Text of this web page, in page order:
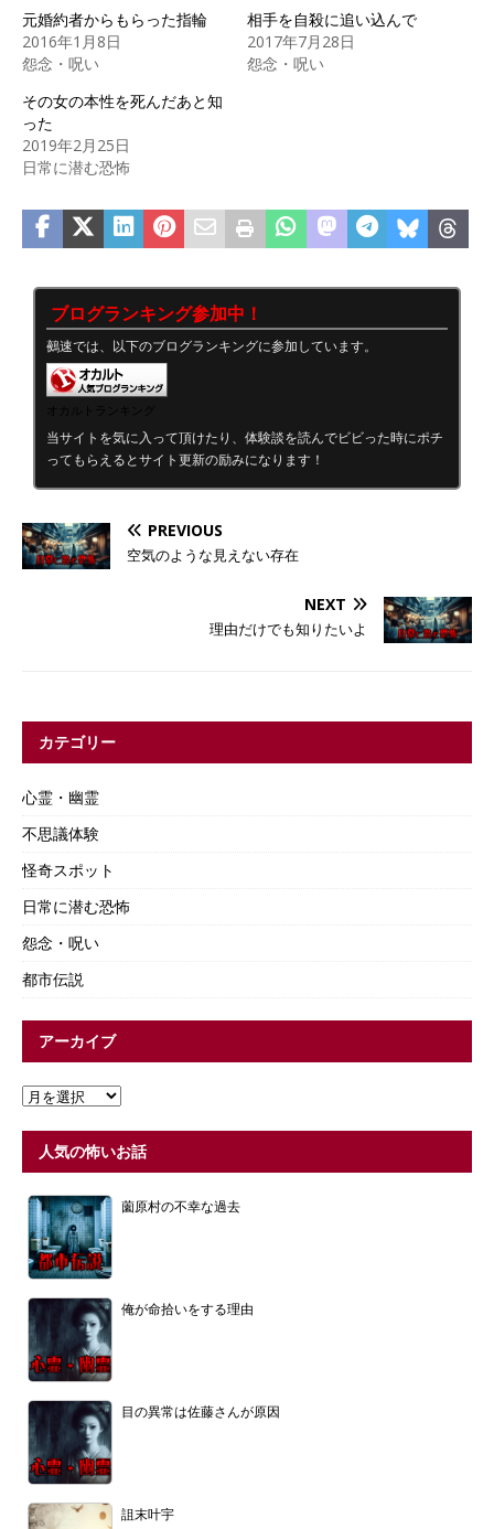
元婚約者からもらった指輪
2016年1月8日
怨念・呪い
相手を自殺に追い込んで
2017年7月28日
怨念・呪い
その女の本性を死んだあと知
った
2019年2月25日
日常に潜む恐怖
ブログランキング参加中！
鵺速では、以下のブログランキングに参加しています。
当サイトを気に入って頂けたり、体験談を読んでビビった時にポチ
ってもらえるとサイト更新の励みになります！
PREVIOUS
空気のような見えない存在
NEXT
理由だけでも知りたいよ
カテゴリー
心霊・幽霊
不思議体験
怪奇スポット
日常に潜む恐怖
怨念・呪い
都市伝説
アーカイブ
人気の怖いお話
薗原村の不幸な過去
俺が命拾いをする理由
目の異常は佐藤さんが原因
詛末叶宇